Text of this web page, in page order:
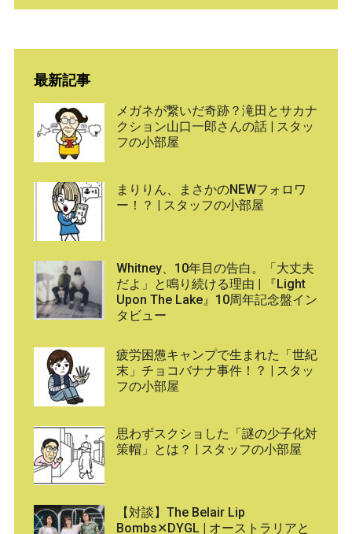
最新記事
メガネが繋いだ奇跡？滝田とサカナ
クション山口一郎さんの話 | スタッ
フの小部屋
まりりん、まさかのNEWフォロワ
ー！？ | スタッフの小部屋
Whitney、10年目の告白。「大丈夫
だよ」と鳴り続ける理由 | 『Light
Upon The Lake』10周年記念盤イン
タビュー
疲労困憊キャンプで生まれた「世紀
末」チョコバナナ事件！？ | スタッ
フの小部屋
思わずスクショした「謎の少子化対
策帽」とは？ | スタッフの小部屋
【対談】The Belair Lip
Bombs✕DYGL | オーストラリアと